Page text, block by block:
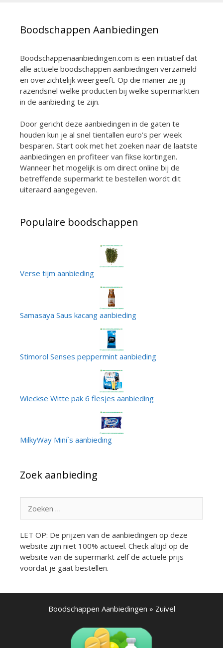
Boodschappen Aanbiedingen
Boodschappenaanbiedingen.com is een initiatief dat
alle actuele boodschappen aanbiedingen verzameld
en overzichtelijk weergeeft. Op die manier zie jij
razendsnel welke producten bij welke supermarkten
in de aanbieding te zijn.
Door gericht deze aanbiedingen in de gaten te
houden kun je al snel tientallen euro’s per week
besparen. Start ook met het zoeken naar de laatste
aanbiedingen en profiteer van fikse kortingen.
Wanneer het mogelijk is om direct online bij de
betreffende supermarkt te bestellen wordt dit
uiteraard aangegeven.
Populaire boodschappen
Verse tijm aanbieding
Samasaya Saus kacang aanbieding
Stimorol Senses peppermint aanbieding
Wieckse Witte pak 6 flesjes aanbieding
MilkyWay Mini`s aanbieding
Zoek aanbieding
naar:
LET OP: De prijzen van de aanbiedingen op deze
website zijn niet 100% actueel. Check altijd op de
website van de supermarkt zelf de actuele prijs
voordat je gaat bestellen.
Boodschappen Aanbiedingen » Zuivel